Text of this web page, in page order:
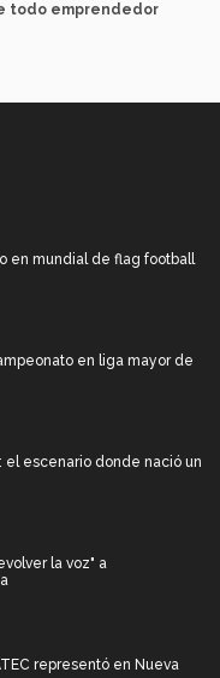
todo emprendedor
en mundial de flag football
en liga mayor de
el escenario donde nació un
la voz" a
representó en Nueva